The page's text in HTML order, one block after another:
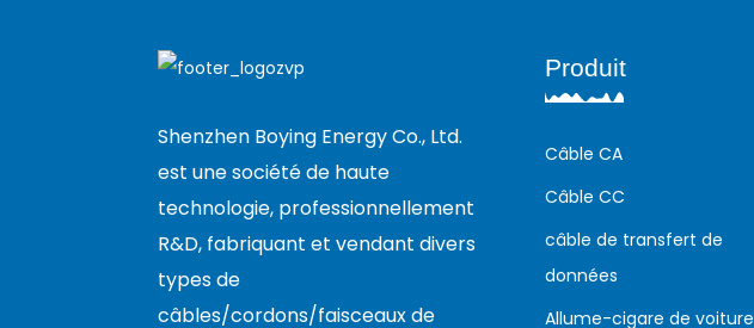
Shenzhen Boying Energy Co., Ltd.
est une société de haute
technologie, professionnellement
R&D, fabriquant et vendant divers
types de
câbles/cordons/faisceaux de
Produit
Câble CA
Câble CC
câble de transfert de
données
Allume-cigare de voiture